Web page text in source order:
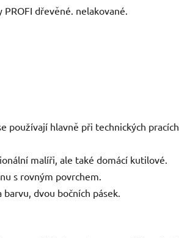
dřevěné. nelakované.
používají hlavně při technických
malíři, ale také domácí kutilové.
s rovným povrchem.
dvou bočních pásek.